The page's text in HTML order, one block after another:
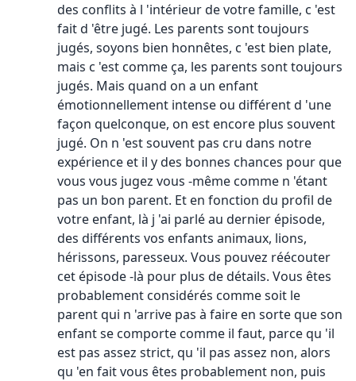
des conflits à l 'intérieur de votre famille, c 'est
fait d 'être jugé. Les parents sont toujours
jugés, soyons bien honnêtes, c 'est bien plate,
mais c 'est comme ça, les parents sont toujours
jugés. Mais quand on a un enfant
émotionnellement intense ou différent d 'une
façon quelconque, on est encore plus souvent
jugé. On n 'est souvent pas cru dans notre
expérience et il y des bonnes chances pour que
vous vous jugez vous -même comme n 'étant
pas un bon parent. Et en fonction du profil de
votre enfant, là j 'ai parlé au dernier épisode,
des différents vos enfants animaux, lions,
hérissons, paresseux. Vous pouvez réécouter
cet épisode -là pour plus de détails. Vous êtes
probablement considérés comme soit le
parent qui n 'arrive pas à faire en sorte que son
enfant se comporte comme il faut, parce qu 'il
est pas assez strict, qu 'il pas assez non, alors
qu 'en fait vous êtes probablement non, puis